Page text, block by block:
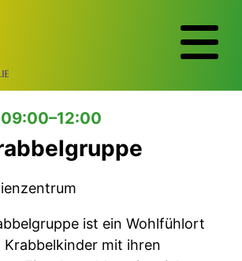
ist ein Wohlfühlort
Krabbelkinder mit ihren